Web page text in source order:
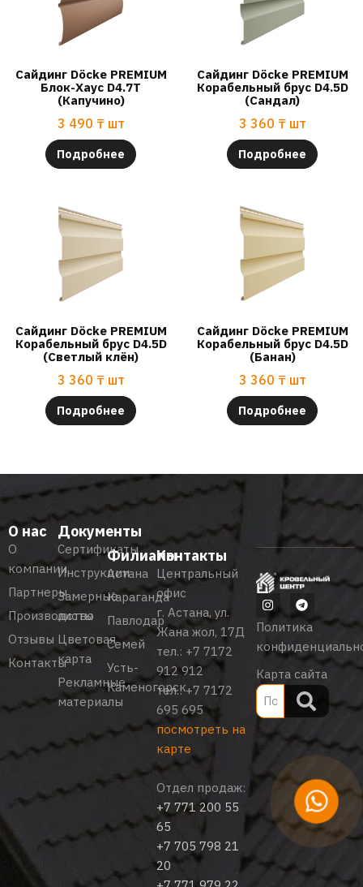
Сайдинг Döcke PREMIUM
Блок-Хаус D4.7T
(Капучино)
3 490 ₸ шт
Подробнее
Сайдинг Döcke PREMIUM
Корабельный брус D4.5D
(Сандал)
3 360 ₸ шт
Подробнее
Сайдинг Döcke PREMIUM
Корабельный брус D4.5D
(Светлый клён)
3 360 ₸ шт
Подробнее
Сайдинг Döcke PREMIUM
Корабельный брус D4.5D
(Банан)
3 360 ₸ шт
Подробнее
О нас
О
компании
Партнеры
Производство
Отзывы
Контакты
Документы
Сертификаты
Инструкции
Замерные
листы
Цветовая
карта
Рекламные
материалы
Филиалы
Астана
Караганда
Павлодар
Семей
Усть-
Каменогорск
Контакты
Центральный
офис
г. Астана, ул.
Жана жол, 17Д
тел.: +7 7172
912 912
тел.:+7 7172
695 695
посмотреть на
карте
Отдел продаж:
+7 771 200 55
65
+7 705 798 21
20
Политика
Карта сайта